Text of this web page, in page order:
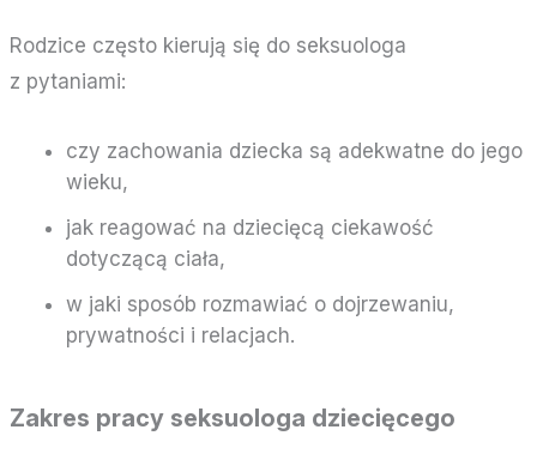
Rodzice często kierują się do seksuologa
z pytaniami:
czy zachowania dziecka są adekwatne do jego
wieku,
jak reagować na dziecięcą ciekawość
dotyczącą ciała,
w jaki sposób rozmawiać o dojrzewaniu,
prywatności i relacjach.
Zakres pracy seksuologa dziecięcego